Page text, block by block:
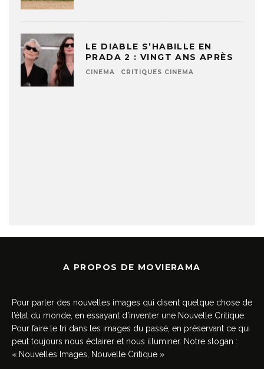
LE DIABLE S’HABILLE EN
PRADA 2 : VINGT ANS APRÈS
CINEMA CRITIQUES CINEMA
A PROPOS DE MOVIERAMA
Pour parler des nouvelles images qui disent quelque chose de
l’état du monde, en essayant d’inventer une Nouvelle Critique.
Pour faire le tri dans les images du passé, en préservant ce qui
peut toujours nous éclairer et nous illuminer. Notre slogan :
« Nouvelles Images, Nouvelle Critique »